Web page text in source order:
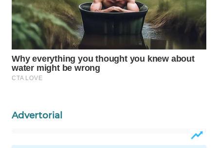
Advertorial
WAHANA
INFRASTRUKTUR
WAHANA
KONSUMEN
WAHANA
WAHANA